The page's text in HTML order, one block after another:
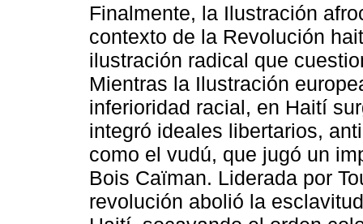
Finalmente, la Ilustración
contexto de la Revolución
ilustración radical que
Mientras la Ilustración
inferioridad racial, en Haití
integró ideales libertarios,
como el vudú, que jugó un
Bois Caïman. Liderada por
revolución abolió la